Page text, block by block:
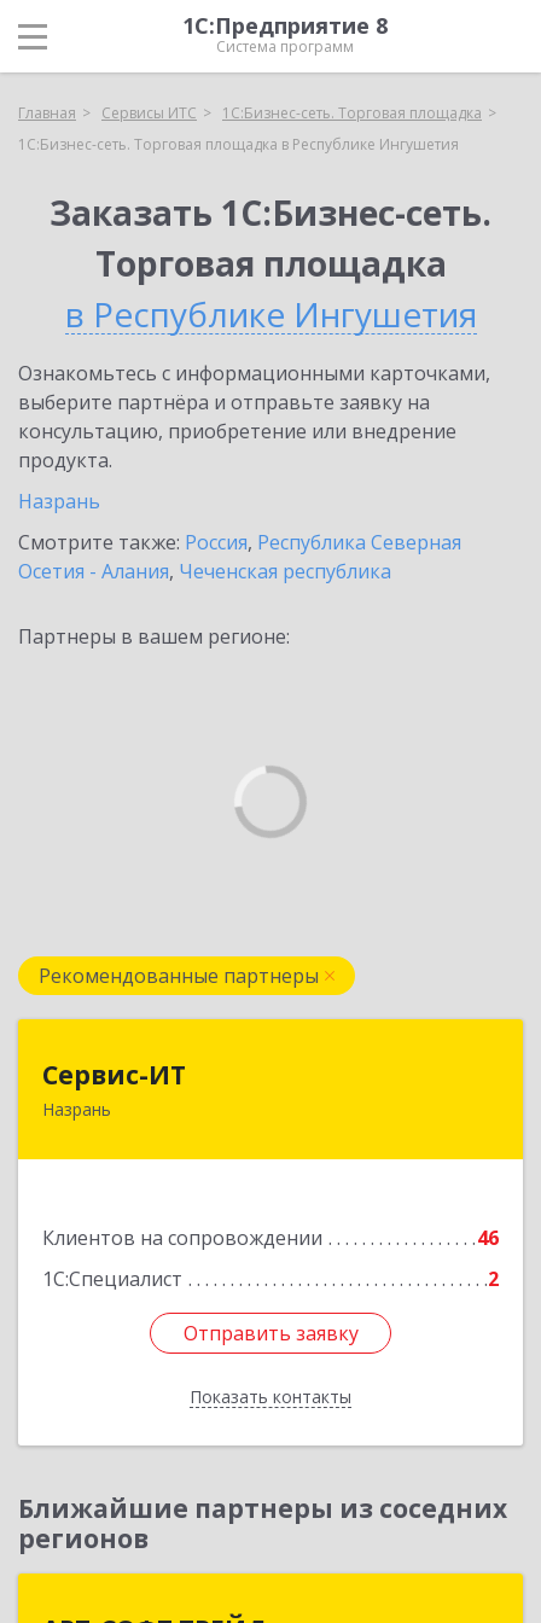
1С:Предприятие 8
Система программ
Главная Сервисы ИТС
1С:Бизнес-сеть. Торговая площадка
1С:Бизнес-сеть. Торговая площадка в Республике Ингушетия
Заказать 1С:Бизнес-сеть.
Торговая площадка
в Республике Ингушетия
Ознакомьтесь с информационными карточками,
выберите партнёра и отправьте заявку на
консультацию, приобретение или внедрение
продукта.
Назрань
Смотрите также: Россия, Республика Северная
Осетия - Алания, Чеченская республика
Партнеры в вашем регионе:
Рекомендованные партнеры
Сервис-ИТ
Назрань
Клиентов на сопровождении
46
1С:Специалист
2
Отправить заявку
Показать контакты
Подробнее
Отправить заявку
Назад
Ближайшие партнеры из соседних
регионов